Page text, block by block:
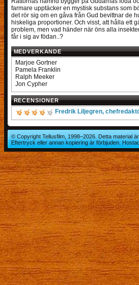
farmare upptäcker en mystisk substans som
det rör sig om en gåva från Gud bevittnar de
hiskeliga proportioner. Och visst, att hålla ett
problem, men vad händer när öns alla
får i sig av födan..?
MEDVERKANDE
Marjoe Gortner
Pamela Franklin
Ralph Meeker
Jon Cypher
RECENSIONER
Fredrik Liljegren,
© Copyright Tellusfilm, 1998–2026. Detta material
Eftertryck eller annan kopiering är förbjuden.